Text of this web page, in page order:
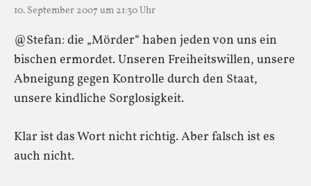
10. September 2007 um 21:30 Uhr
@Stefan: die „Mörder“ haben jeden von uns ein
bischen ermordet. Unseren Freiheitswillen, unsere
Abneigung gegen Kontrolle durch den Staat,
unsere kindliche Sorglosigkeit.
Klar ist das Wort nicht richtig. Aber falsch ist es
auch nicht.